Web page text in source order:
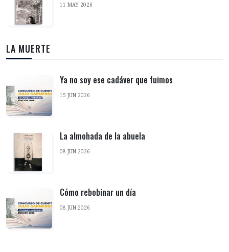
11 MAY 2026
LA MUERTE
Ya no soy ese cadáver que fuimos
15 JUN 2026
La almohada de la abuela
08 JUN 2026
Cómo rebobinar un día
08 JUN 2026